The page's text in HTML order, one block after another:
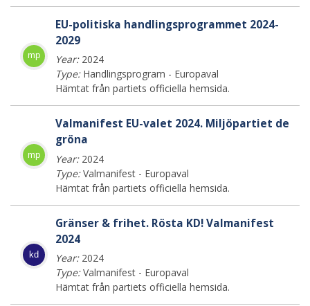
mp
EU-politiska handlingsprogrammet 2024-
2029
Year:2024
Type:Handlingsprogram - Europaval
Hämtat från partiets officiella hemsida.
mp
Valmanifest EU-valet 2024. Miljöpartiet de
gröna
Year:2024
Type:Valmanifest - Europaval
Hämtat från partiets officiella hemsida.
kd
Gränser & frihet. Rösta KD! Valmanifest
2024
Year:2024
Type:Valmanifest - Europaval
Hämtat från partiets officiella hemsida.